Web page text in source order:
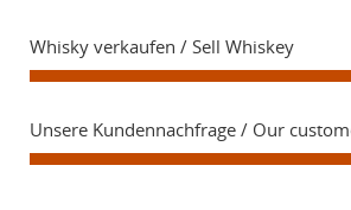
Whisky verkaufen / Sell Whiskey
Unsere Kundennachfrage / Our